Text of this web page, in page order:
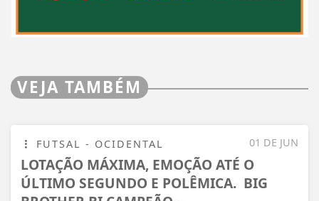
VEJA TAMBÉM
01 DE JUN
FUTSAL - OCIDENTAL
LOTAÇÃO MÁXIMA, EMOÇÃO ATÉ O
ÚLTIMO SEGUNDO E POLÊMICA. BIG